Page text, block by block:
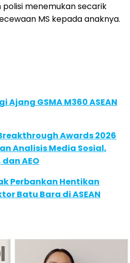
menemukan secarik
MS kepada anaknya.
GSMA M360 ASEAN
Awards 2026
Analisis Media Sosial,
AEO
Perbankan Hentikan
Batu Bara di ASEAN